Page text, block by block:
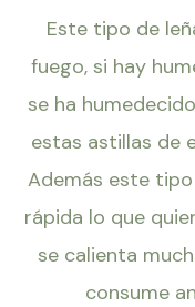
Este tipo de
fuego, si hay
se ha
estas astillas de
Además este
rápida lo que
se calienta
consume